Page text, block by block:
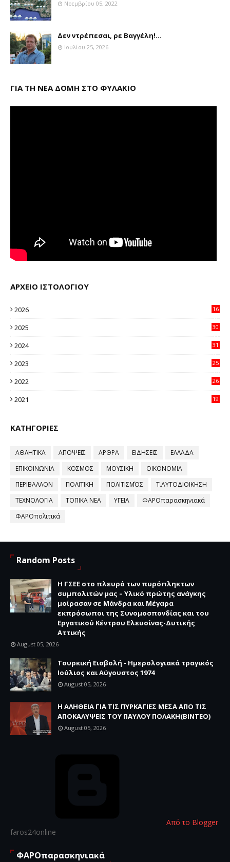
Νοεμβρίου 05, 2022
Δεν ντρέπεσαι, ρε Βαγγέλη!...
Ιουλίου 25, 2026
ΓΙΑ ΤΗ ΝΕΑ ΔΟΜΗ ΣΤΟ ΦΥΛΑΚΙΟ
ΑΡΧΕΙΟ ΙΣΤΟΛΟΓΙΟΥ
2026
16
2025
30
2024
31
2023
25
2022
26
2021
19
ΚΑΤΗΓΟΡΙΕΣ
ΑΘΛΗΤΙΚΑ ΑΠΟΨΕΙΣ ΑΡΘΡΑ ΕΙΔΗΣΕΙΣ
ΕΛΛΑΔΑ
ΕΠΙΚΟΙΝΩΝΙΑ
ΚΟΣΜΟΣ ΜΟΥΣΙΚΗ
ΟΙΚΟΝΟΜΙΑ
ΠΕΡΙΒΑΛΛΟΝ
ΠΟΛΙΤΙΚΗ ΠΟΛΙΤΙΣΜΌΣ
Τ.ΑΥΤΟΔΙΟΙΚΗΣΗ
ΤΕΧΝΟΛΟΓΙΑ
ΤΟΠΙΚΑ ΝΕΑ ΥΓΕΙΑ
ΦΑΡΟπαρασκηνιακά
ΦΑΡΟπολιτικά
Random Posts
H ΓΣΕΕ στο πλευρό των πυρόπληκτων
συμπολιτών μας – Υλικό πρώτης ανάγκης
μοίρασαν σε Μάνδρα και Μέγαρα
εκπρόσωποι της Συνομοσπονδίας και του
Εργατικού Κέντρου Ελευσίνας-Δυτικής
Αττικής
August 05, 2026
Τουρκική Εισβολή - Ημερολογιακά τραγικός
Ιούλιος και Αύγουστος 1974
August 05, 2026
Η ΑΛΗΘΕΙΑ ΓΙΑ ΤΙΣ ΠΥΡΚΑΓΙΕΣ ΜΕΣΑ ΑΠΟ ΤΙΣ
ΑΠΟΚΑΛΥΨΕΙΣ ΤΟΥ ΠΑΥΛΟΥ ΠΟΛΑΚΗ(ΒΙΝΤΕΟ)
August 05, 2026
Από το Blogger
faros24online
ΦΑΡΟπαρασκηνιακά